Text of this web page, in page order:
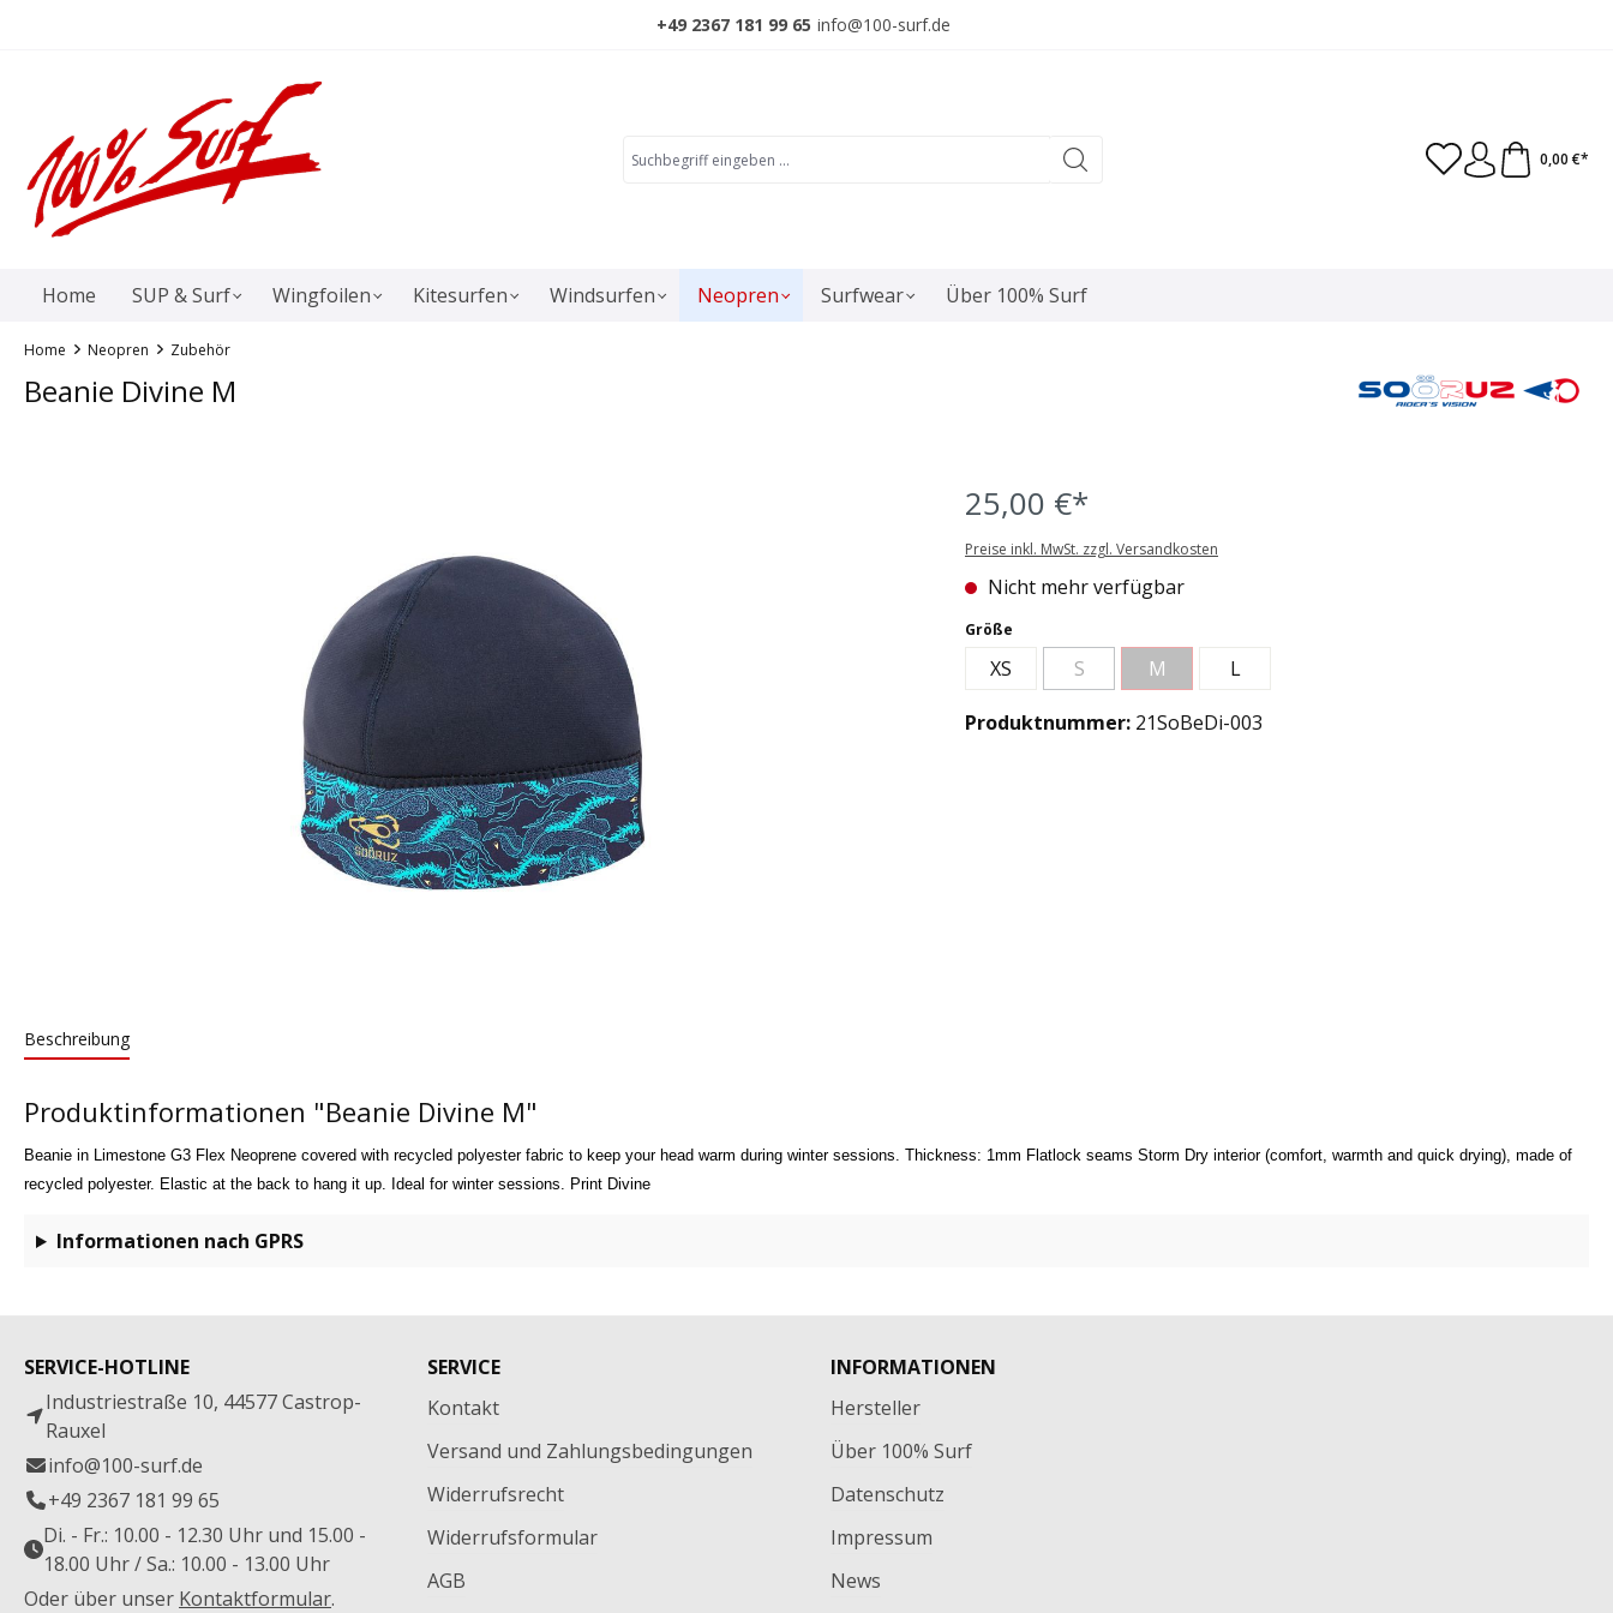
+49 2367 181 99 65 info@100-surf.de
0,00 €*
Home SUP & Surf Wingfoilen Kitesurfen Windsurfen Neopren Surfwear Über 100% Surf
Home Neopren Zubehör
Beanie Divine M
25,00 €*
Preise inkl. MwSt. zzgl. Versandkosten
Nicht mehr verfügbar
Größe
XS S(Diese Option ist zurzeit nicht verfügbar.)
M(Diese Option ist zurzeit nicht verfügbar.)
L
Produktnummer: 21SoBeDi-003
Beschreibung
Produktinformationen "Beanie Divine M"
Beanie in Limestone G3 Flex Neoprene covered with recycled polyester fabric to keep your head warm during winter sessions. Thickness: 1mm Flatlock seams Storm Dry interior (comfort, warmth and quick drying), made of
recycled polyester. Elastic at the back to hang it up. Ideal for winter sessions. Print Divine
Informationen nach GPRS
SERVICE-HOTLINE
Industriestraße 10, 44577 Castrop-
Rauxel
info@100-surf.de
+49 2367 181 99 65
Di. - Fr.: 10.00 - 12.30 Uhr und 15.00 -
18.00 Uhr / Sa.: 10.00 - 13.00 Uhr
Oder über unser Kontaktformular.
SERVICE
Kontakt
Versand und Zahlungsbedingungen
Widerrufsrecht
Widerrufsformular
AGB
INFORMATIONEN
Hersteller
Über 100% Surf
Datenschutz
Impressum
News